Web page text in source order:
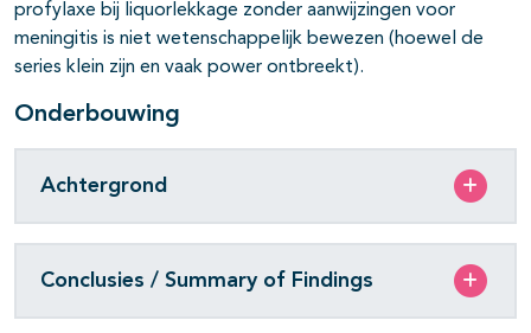
profylaxe bij liquorlekkage zonder aanwijzingen voor
meningitis is niet wetenschappelijk bewezen (hoewel de
series klein zijn en vaak power ontbreekt).
Onderbouwing
Achtergrond
Conclusies / Summary of Findings